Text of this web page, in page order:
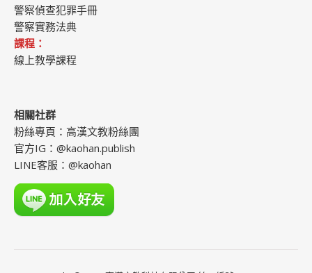
警察偵查犯罪手冊
警察實務法典
課程：
線上教學課程
相關社群
粉絲專頁： 高漢文教粉絲團
官方IG： @kaohan.publish
LINE客服： @kaohan